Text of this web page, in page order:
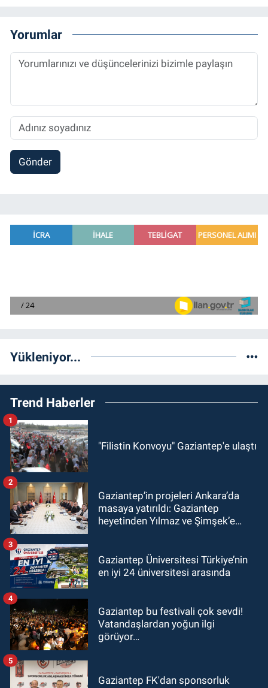
Spor, Sağlık ve Ekonomi Editörü olarak
sürdürmektedir.
Yorumlar
Gönder
Yükleniyor...
Trend Haberler
"Filistin Konvoyu" Gaziantep'e ulaştı
1
Gaziantep’in projeleri Ankara’da
masaya yatırıldı: Gaziantep
heyetinden Yılmaz ve Şimşek’e
2
Gaziantep Üniversitesi Türkiye’nin
en iyi 24 üniversitesi arasında
3
Gaziantep bu festivali çok sevdi!
Vatandaşlardan yoğun ilgi
görüyor…
4
Gaziantep FK'dan sponsorluk
5